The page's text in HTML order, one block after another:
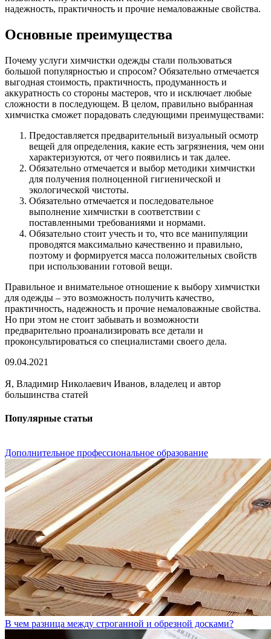
надежность, практичность и прочие немаловажные свойства.
Основные преимущества
Почему услуги химчистки одежды стали пользоваться
большой популярностью и спросом? Обязательно отмечается
выгодная стоимость, практичность, продуманность и
аккуратность со стороны мастеров, что и исключает любые
сложности в последующем. В целом, правильно выбранная
химчистка сможет порадовать следующими преимуществами:
Предоставляется предварительный визуальный осмотр
вещей для определения, какие есть загрязнения, чем они
характеризуются, от чего появились и так далее.
Обязательно отмечается и выбор методики химчистки
для получения полноценной гигиенической и
экологической чистоты.
Обязательно отмечается и последовательное
выполнение химчистки в соответствии с
поставленными требованиями и нормами.
Обязательно стоит учесть и то, что все манипуляции
проводятся максимально качественно и правильно,
поэтому и формируется масса положительных свойств
при использовании готовой вещи.
Правильное и внимательное отношение к выбору химчистки
для одежды – это возможность получить качество,
практичность, надежность и прочие немаловажные свойства.
Но при этом не стоит забывать и возможности
предварительно проанализировать все детали и
проконсультироваться со специалистами своего дела.
09.04.2021
Я, Владимир Николаевич Иванов, владелец и автор
большинства статей
Популярные статьи
Дополнительное профессиональное образование
В чем разница между строганной и обрезной досками?